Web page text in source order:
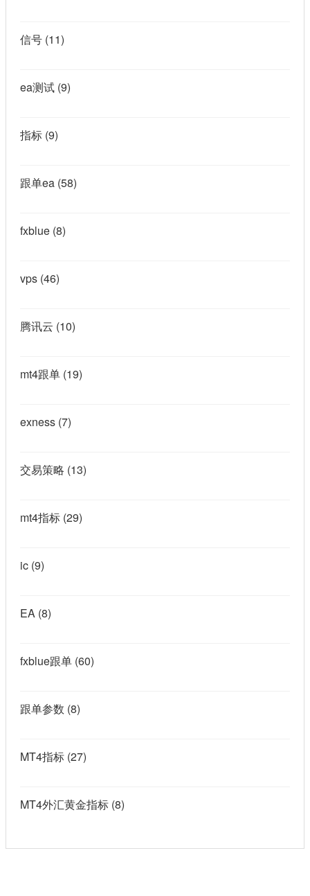
信号 (11)
ea测试 (9)
指标 (9)
跟单ea (58)
fxblue (8)
vps (46)
腾讯云 (10)
mt4跟单 (19)
exness (7)
交易策略 (13)
mt4指标 (29)
ic (9)
EA (8)
fxblue跟单 (60)
跟单参数 (8)
MT4指标 (27)
MT4外汇黄金指标 (8)